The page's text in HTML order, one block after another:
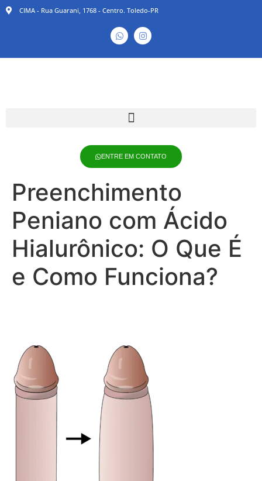
CIMA - Rua Guarani, 1768 - Centro. Toledo-PR
ENTRE EM CONTATO
Preenchimento
Peniano com Ácido
Hialurônico: O Que É
e Como Funciona?